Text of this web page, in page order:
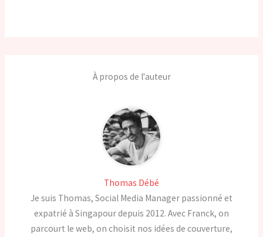
À propos de l'auteur
Thomas Débé
Je suis Thomas, Social Media Manager passionné et
expatrié à Singapour depuis 2012. Avec Franck, on
parcourt le web, on choisit nos idées de couverture,